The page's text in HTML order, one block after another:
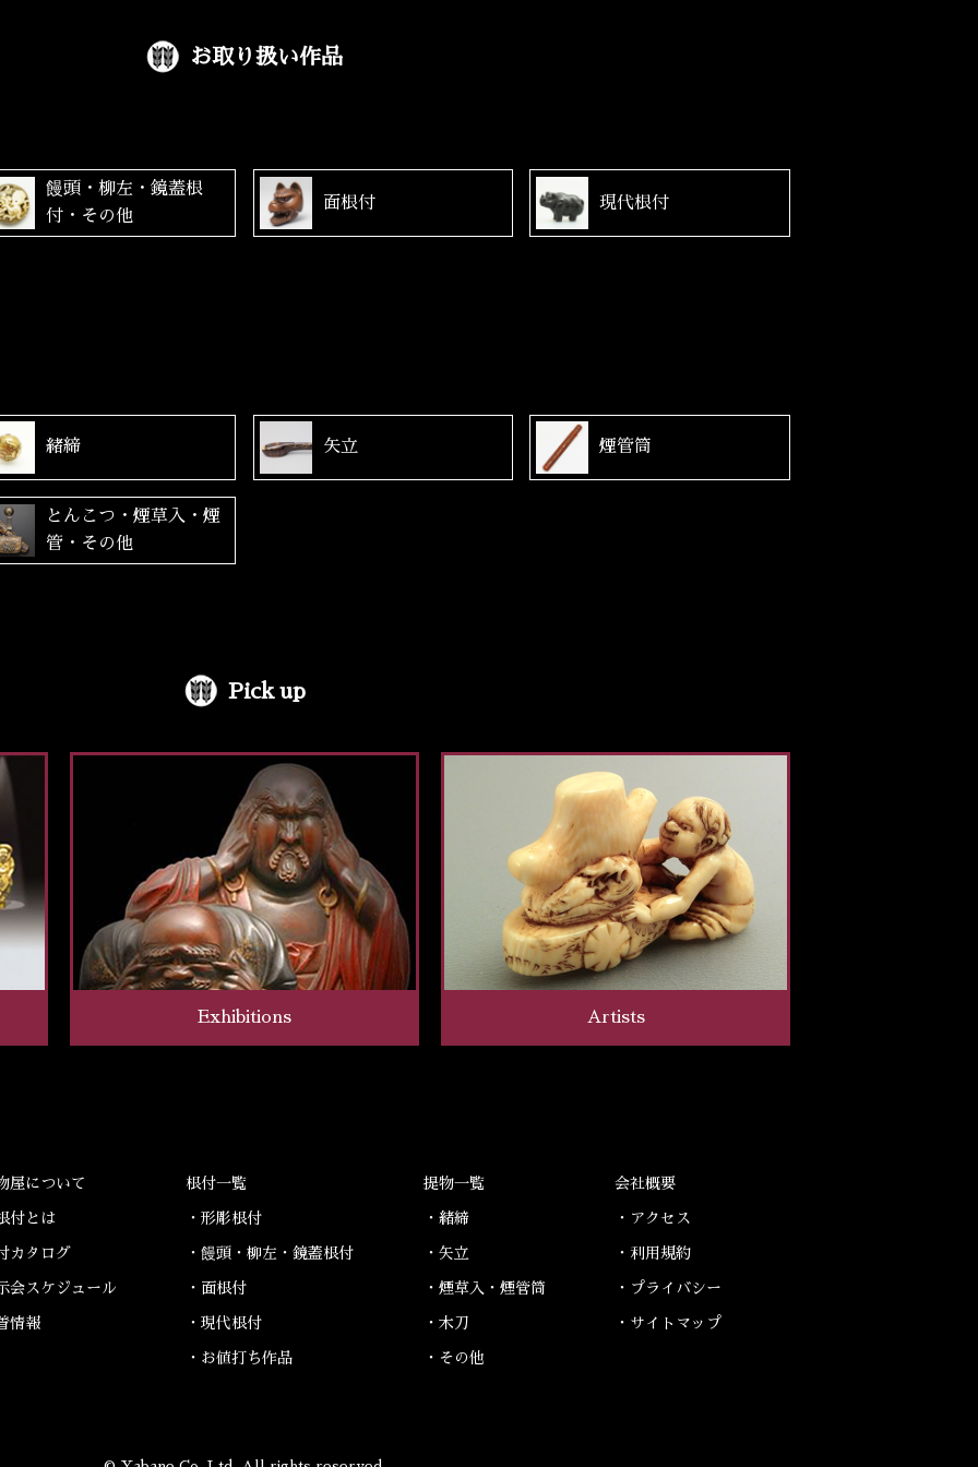
お取り扱い作品
饅頭・柳左・鏡蓋根
付・その他
面根付 現代根付
緒締 矢立 煙管筒
とんこつ・煙草入・煙
管・その他
Pick up
Exhibitions Artists
屋について
付とは
カタログ
会スケジュール
情報
根付一覧
・形彫根付
・饅頭・柳左・鏡蓋根付
・面根付
・現代根付
・お値打ち作品
提物一覧
・緒締
・矢立
・煙草入・煙管筒
・木刀
・その他
会社概要
・アクセス
・利用規約
・プライバシー
・サイトマップ